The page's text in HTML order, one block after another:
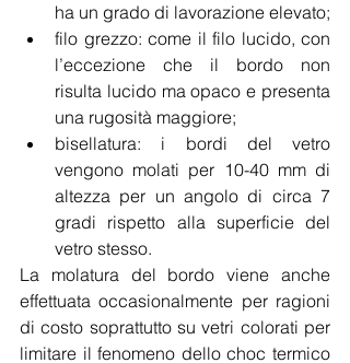
ha un grado di lavorazione elevato;
filo grezzo: come il filo lucido, con
l’eccezione che il bordo non
risulta lucido ma opaco e presenta
una rugosità maggiore;
bisellatura: i bordi del vetro
vengono molati per 10-40 mm di
altezza per un angolo di circa 7
gradi rispetto alla superficie del
vetro stesso.
La molatura del bordo viene anche
effettuata occasionalmente per ragioni
di costo soprattutto su vetri colorati per
limitare il fenomeno dello choc termico